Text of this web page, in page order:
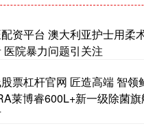
资平台 澳大利亚护士用柔
医院暴力问题引关注
票杠杆官网 匠造高端 智领
莱博睿600L+新一级除菌